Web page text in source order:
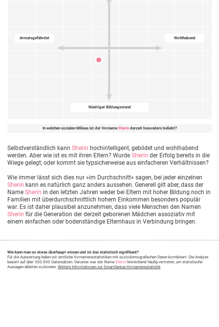
Wohlhabend
Niedriger Bildungsstand
Armutsgefährdet
In welchen sozialen Milieus ist der Vorname Sherinderzeit besonders beliebt?
Selbstverständlich kann Sherin hochintelligent, gebildet und wohlhabend
werden. Aber wie ist es mit ihren Eltern? Wurde Sherin der Erfolg bereits in die
Wiege gelegt, oder kommt sie typsicherweise aus einfacheren Verhältnissen?
Wie immer lässt sich dies nur »im Durchschnitt« sagen, bei jeder einzelnen
Sherin kann es natürlich ganz anders aussehen. Generell gilt aber, dass der
Name Sherin in den letzten Jahren weder bei Eltern mit hoher Bildung noch in
Familien mit überdurchschnittlich hohem Einkommen besonders populär
war. Es ist daher plausibel anzunehmen, dass viele Menschen den Namen
Sherin für die Generation der derzeit geborenen Mädchen assoziativ mit
einem einfachen oder bodenständige Elternhaus in Verbindung bringen.
Wie kann man so etwas überhaupt wissen und ist das statistisch signifikant?
Für die Auswertung haben wir amtliche Vornamensstatistiken mit soziodemografischen Daten kombiniert. Die Analyse
basiert auf über 300.000 Datensätzen. Darunter war der Name Sherin hinreichend häufig vertreten, um statistische
Aussagen ableiten zu können. Weitere Informationen zur SmartGenius-Vornamensstatistik.